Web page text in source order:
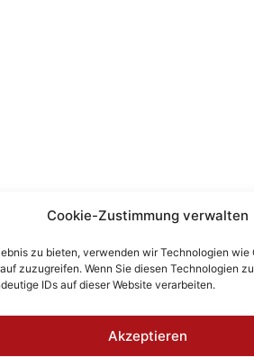
Cookie-Zustimmung verwalten
zu bieten, verwenden wir Technologien
zuzugreifen. Wenn Sie diesen Technologien
IDs auf dieser Website verarbeiten.
Akzeptieren